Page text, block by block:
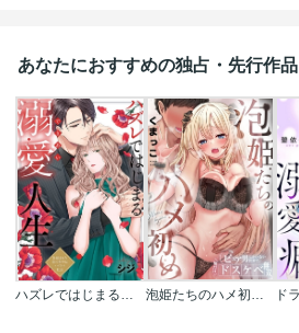
あなたにおすすめの独占・先行作品
ハズレではじまる溺愛人生～仕組まれた恋の相手はハイスぺ社長 泡姫たちのハメ初め～ピュア男しかいない世界で、俺だけドスケベ無双～